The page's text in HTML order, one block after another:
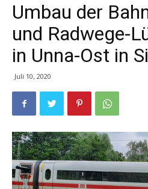
Umbau der
und Radwege-
in Unna-Ost in
Juli 10, 2020